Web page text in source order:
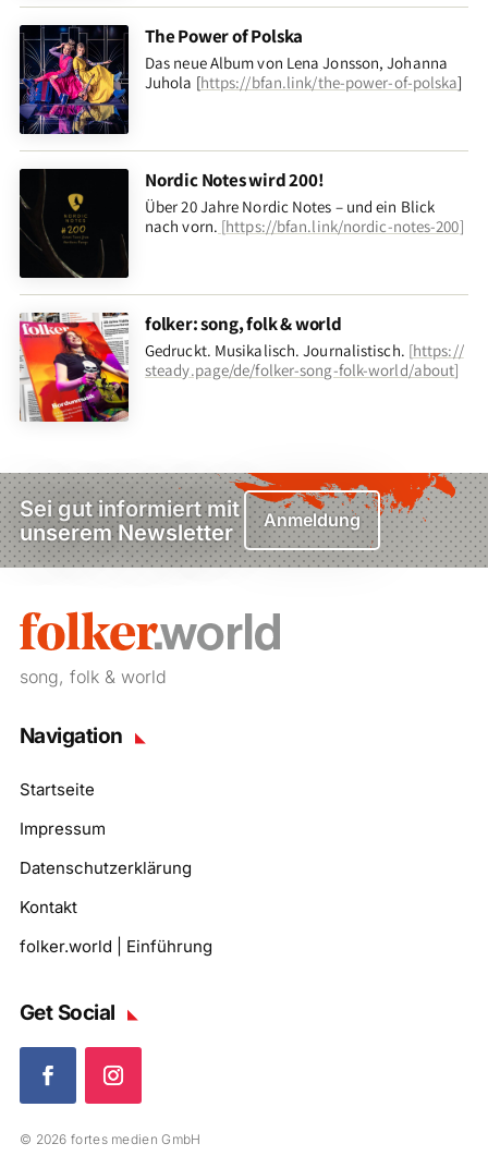
The Power of Polska
Das neue Album von Lena Jonsson, Johanna
Juhola [https://bfan.link/the-power-of-polska]
Nordic Notes wird 200!
Über 20 Jahre Nordic Notes – und ein Blick
nach vorn. [https://bfan.link/nordic-notes-200]
folker: song, folk & world
Gedruckt. Musikalisch. Journalistisch. [https://
steady.page/de/folker-song-folk-world/about]
Sei gut informiert mit
unserem Newsletter
Anmeldung
song, folk & world
Navigation
Startseite
Impressum
Datenschutzerklärung
Kontakt
folker.world | Einführung
Get Social
© 2026 fortes medien GmbH